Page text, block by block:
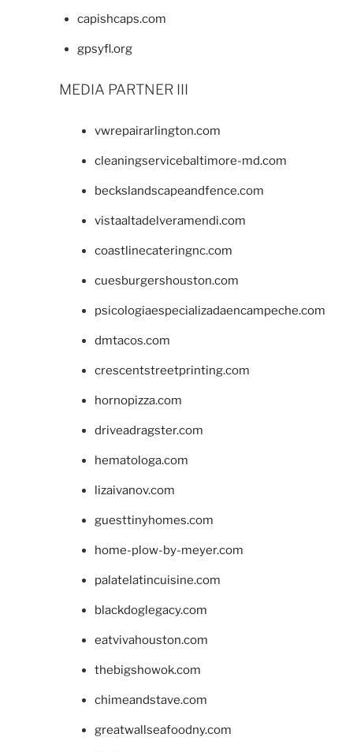
capishcaps.com
gpsyfl.org
MEDIA PARTNER III
vwrepairarlington.com
cleaningservicebaltimore-md.com
beckslandscapeandfence.com
vistaaltadelveramendi.com
coastlinecateringnc.com
cuesburgershouston.com
psicologiaespecializadaencampeche.com
dmtacos.com
crescentstreetprinting.com
hornopizza.com
driveadragster.com
hematologa.com
lizaivanov.com
guesttinyhomes.com
home-plow-by-meyer.com
palatelatincuisine.com
blackdoglegacy.com
eatvivahouston.com
thebigshowok.com
chimeandstave.com
greatwallseafoodny.com